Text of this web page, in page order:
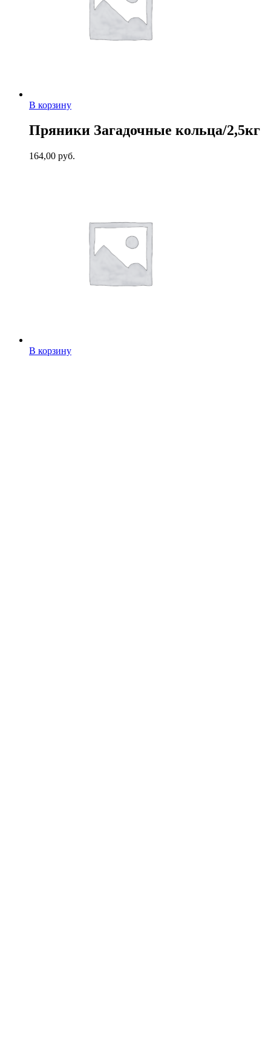
В корзину
Пряники Загадочные кольца/2,5кг
164,00 руб.
В корзину